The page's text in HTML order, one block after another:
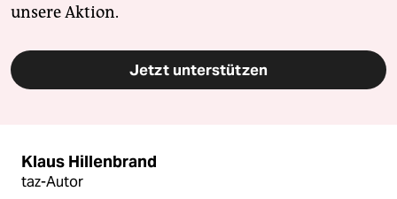
unsere Aktion.
Jetzt unterstützen
Klaus Hillenbrand
taz-Autor